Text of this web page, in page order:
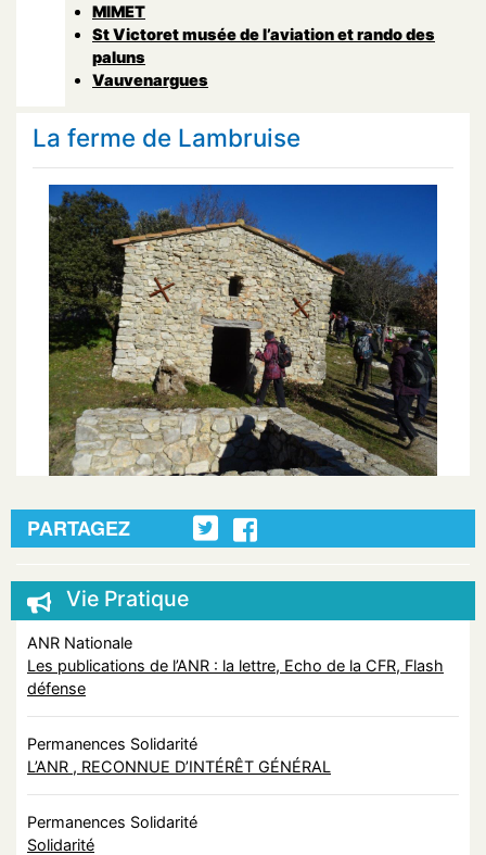
MIMET
St Victoret musée de l’aviation et rando des
paluns
Vauvenargues
La ferme de Lambruise
PARTAGEZ
Vie Pratique
ANR Nationale
Les publications de l’ANR : la lettre, Echo de la CFR, Flash
défense
Permanences Solidarité
L’ANR , RECONNUE D’INTÉRÊT GÉNÉRAL
Permanences Solidarité
Solidarité